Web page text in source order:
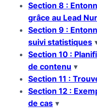
Section 8 :
grâce au Lead
Section 9 :
suivi statistiques
Section 10 :
de contenu ▾
Section 11 :
Section 12 :
de cas ▾